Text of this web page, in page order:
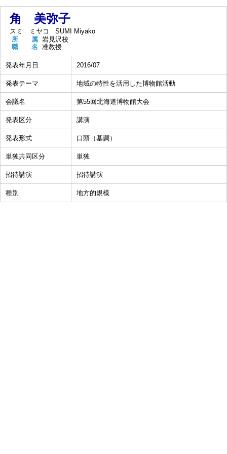
角 美弥子
スミ ミヤコ
SUMI Miyako
所 属 岩見沢校
職 名 准教授
発表年月日 2016/07
発表テーマ 地域の特性を活用した博物館活動
会議名 第55回北海道博物館大会
発表区分 講演
発表形式 口頭（基調）
単独共同区分 単独
招待講演 招待講演
種別 地方的規模